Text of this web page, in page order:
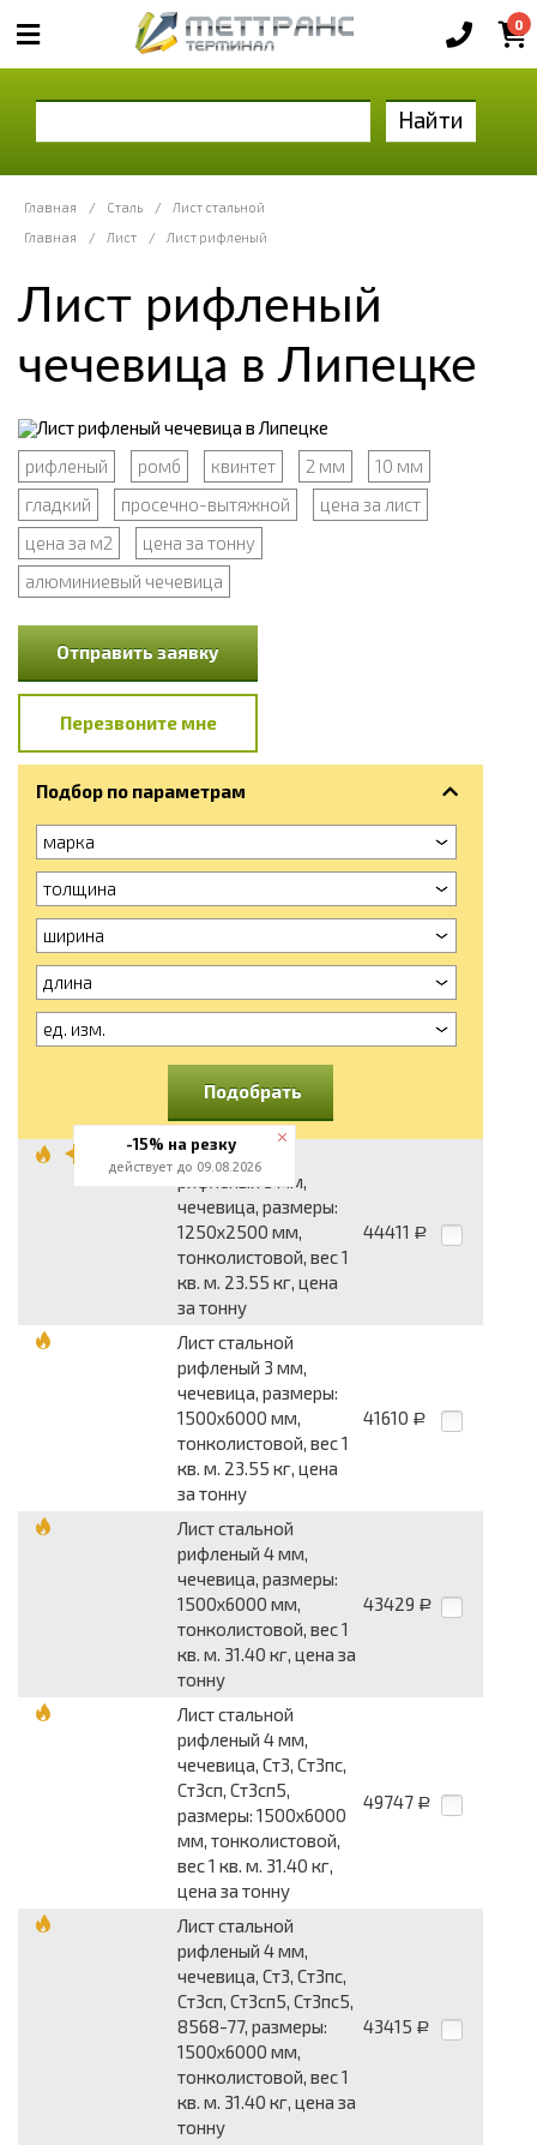
0
Найти
Главная / Сталь /
Лист стальной
Главная
/ Лист / Лист рифленый
Лист рифленый
чечевица в Липецке
рифленый ромб квинтет 2 мм
10 мм
гладкий
просечно-вытяжной
цена за лист
цена за м2
цена за тонну
алюминиевый чечевица
Отправить заявку
Перезвоните мне
Подбор по параметрам
марка
толщина
ширина
длина
ед. изм.
Подобрать
Лист стальной
рифленый 3 мм,
чечевица, размеры:
1250x2500 мм,
тонколистовой, вес 1
кв. м. 23.55 кг, цена
за тонну
44411 Р
Лист стальной
рифленый 3 мм,
чечевица, размеры:
1500x6000 мм,
тонколистовой, вес 1
кв. м. 23.55 кг, цена
за тонну
41610 Р
Лист стальной
рифленый 4 мм,
чечевица, размеры:
1500x6000 мм,
тонколистовой, вес 1
кв. м. 31.40 кг, цена за
тонну
43429 Р
Лист стальной
рифленый 4 мм,
чечевица, Ст3, Ст3пс,
Ст3сп, Ст3сп5,
размеры: 1500x6000
мм, тонколистовой,
вес 1 кв. м. 31.40 кг,
цена за тонну
49747 Р
Лист стальной
рифленый 4 мм,
чечевица, Ст3, Ст3пс,
Ст3сп, Ст3сп5, Ст3пс5,
8568-77, размеры:
1500x6000 мм,
тонколистовой, вес 1
кв. м. 31.40 кг, цена за
тонну
43415 Р
-15% на резку
действует до 09.08.2026